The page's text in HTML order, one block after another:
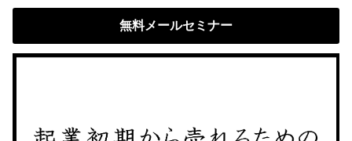
無料メールセミナー